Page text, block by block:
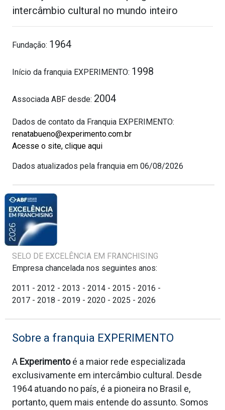
intercâmbio cultural no mundo inteiro
Fundação: 1964
Início da franquia EXPERIMENTO: 1998
Associada ABF desde: 2004
Dados de contato da Franquia EXPERIMENTO:
renatabueno@experimento.com.br
Acesse o site, clique aqui
Dados atualizados pela franquia em 06/08/2026
SELO DE EXCELÊNCIA EM FRANCHISING
Empresa chancelada nos seguintes anos:
2011 - 2012 - 2013 - 2014 - 2015 - 2016 -
2017 - 2018 - 2019 - 2020 - 2025 - 2026
Sobre a franquia EXPERIMENTO
A Experimentoé a maior rede especializada
exclusivamente em intercâmbio cultural. Desde
1964 atuando no país, é a pioneira no Brasil e,
portanto, quem mais entende do assunto. Somos